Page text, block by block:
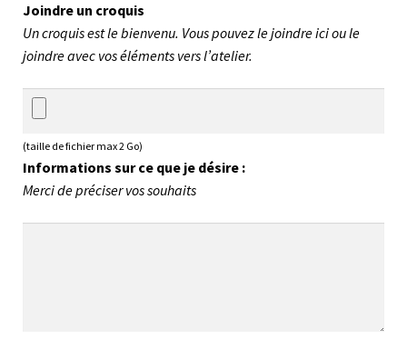
Joindre un croquis
Un croquis est le bienvenu. Vous pouvez le joindre ici ou le
joindre avec vos éléments vers l’atelier.
(taille de fichier max 2 Go)
Informations sur ce que je désire :
Merci de préciser vos souhaits